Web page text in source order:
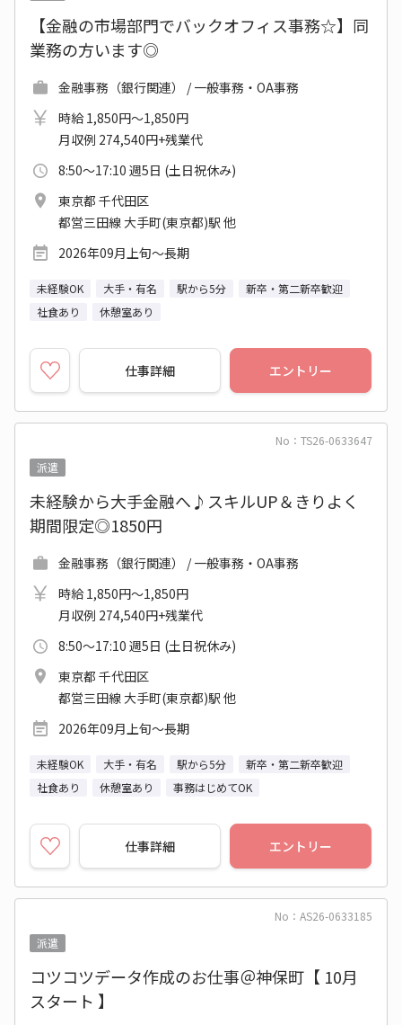
【金融の市場部門でバックオフィス事務☆】同
業務の方います◎
金融事務（銀行関連） / 一般事務・OA事務
時給 1,850円～1,850円
月収例 274,540円+残業代
8:50～17:10 週5日 (土日祝休み)
東京都 千代田区
都営三田線 大手町(東京都)駅 他
2026年09月上旬～長期
未経験OK 大手・有名 駅から5分
新卒・第二新卒歓迎
社食あり
休憩室あり
仕事詳細 エントリー
No：TS26-0633647
派遣
未経験から大手金融へ♪スキルUP＆きりよく
期間限定◎1850円
金融事務（銀行関連） / 一般事務・OA事務
時給 1,850円～1,850円
月収例 274,540円+残業代
8:50～17:10 週5日 (土日祝休み)
東京都 千代田区
都営三田線 大手町(東京都)駅 他
2026年09月上旬～長期
未経験OK 大手・有名 駅から5分
新卒・第二新卒歓迎
社食あり
休憩室あり 事務はじめてOK
仕事詳細 エントリー
No：AS26-0633185
派遣
コツコツデータ作成のお仕事＠神保町【 10月
スタート 】